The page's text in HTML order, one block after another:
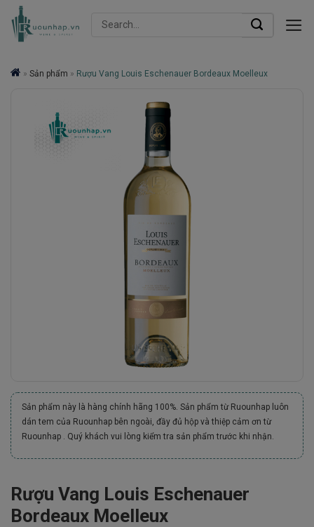
Skip
Search
» Sản phẩm » Rượu Vang Louis Eschenauer Bordeaux Moelleux
Sản phẩm này là hàng chính hãng 100%. Sản phẩm từ Ruounhap luôn
dán tem của Ruounhap bên ngoài, đầy đủ hộp và thiệp cảm ơn từ
Ruounhap . Quý khách vui lòng kiểm tra sản phẩm trước khi nhận.
Rượu Vang Louis Eschenauer
Bordeaux Moelleux